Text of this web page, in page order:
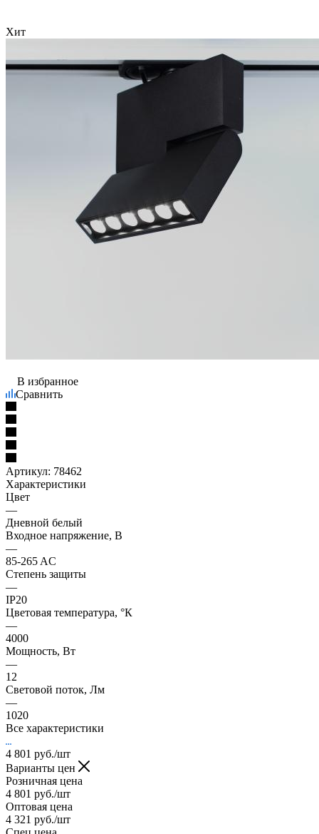
Хит
В избранное
Сравнить
Артикул: 78462
Характеристики
Цвет
—
Дневной белый
Входное напряжение, В
—
85-265 AC
Степень защиты
—
IP20
Цветовая температура, °К
—
4000
Мощность, Вт
—
12
Световой поток, Лм
—
1020
Все характеристики
4 801 руб./шт
Варианты цен
Розничная цена
4 801 руб./шт
Оптовая цена
4 321 руб./шт